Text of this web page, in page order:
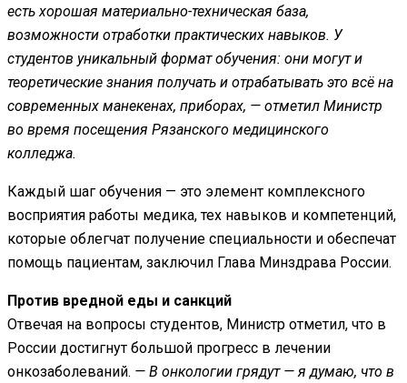
есть хорошая материально-техническая база,
возможности отработки практических навыков. У
студентов уникальный формат обучения: они могут и
теоретические знания получать и отрабатывать это всё на
современных манекенах, приборах, — отметил Министр
во время посещения Рязанского медицинского
колледжа.
Каждый шаг обучения — это элемент комплексного
восприятия работы медика, тех навыков и компетенций,
которые облегчат получение специальности и обеспечат
помощь пациентам, заключил Глава Минздрава России.
Против вредной еды и санкций
Отвечая на вопросы студентов, Министр отметил, что в
России достигнут большой прогресс в лечении
онкозаболеваний. — В онкологии грядут — я думаю, что в